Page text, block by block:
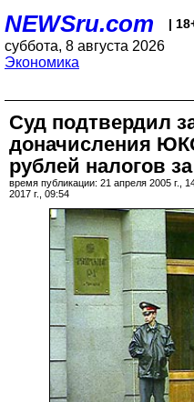
NEWSru.com |
суббота, 8 августа 2026
Экономика
Суд подтвердил
доначисления
рублей налогов
время публикации: 21 апреля 2005 г.,
2017 г., 09:54